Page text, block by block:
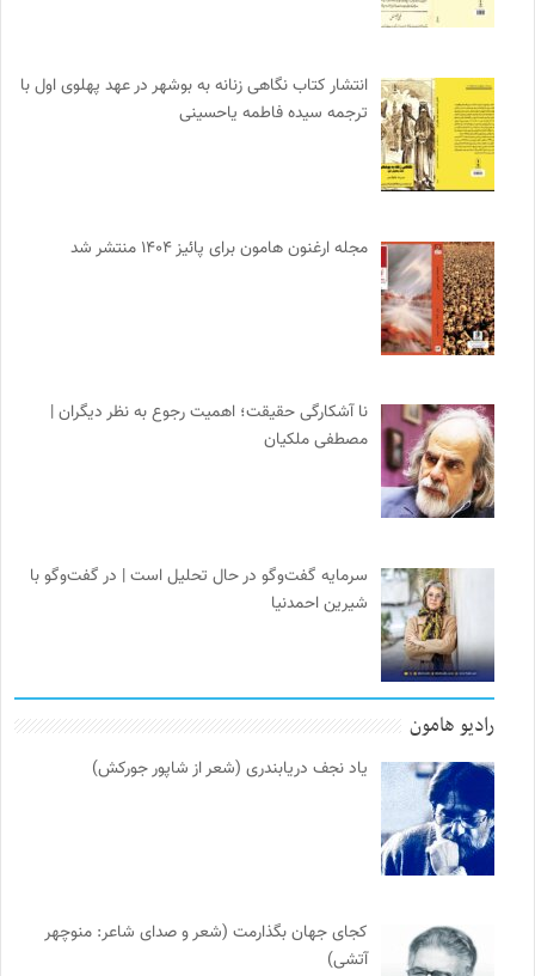
انتشار کتاب نگاهی زنانه به بوشهر در عهد پهلوی اول با
ترجمه سیده فاطمه یاحسینی
مجله ارغنون هامون برای پائیز ۱۴۰۴ منتشر شد
نا آشکارگی حقیقت؛ اهمیت رجوع به نظر دیگران |
مصطفی ملکیان
سرمایه گفت‌وگو در حال تحلیل است | در گفت‌وگو با
شیرین احمدنیا
رادیو هامون
یاد نجف دریابندری (شعر از شاپور جورکش)
کجای جهان بگذارمت (شعر و صدای شاعر: منوچهر
آتشی)